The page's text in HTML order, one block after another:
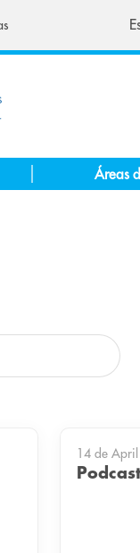
Áreas
14 de